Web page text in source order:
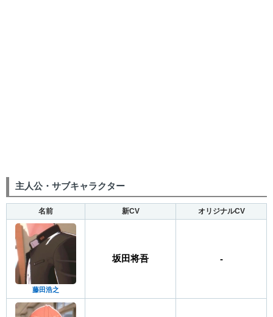
主人公・サブキャラクター
名前 新CV オリジナルCV
藤田浩之
坂田将吾 -